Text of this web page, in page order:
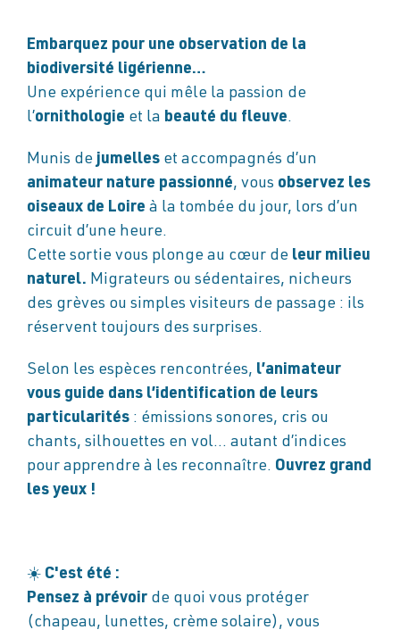
Embarquez pour une observation de la
biodiversité ligérienne…
Une expérience qui mêle la passion de
l’ornithologie et la beauté du fleuve.
Munis de jumelles et accompagnés d’un
animateur nature passionné, vous observez les
oiseaux de Loire à la tombée du jour, lors d’un
circuit d’une heure.
Cette sortie vous plonge au cœur de leur milieu
naturel. Migrateurs ou sédentaires, nicheurs
des grèves ou simples visiteurs de passage : ils
réservent toujours des surprises.
Selon les espèces rencontrées, l’animateur
vous guide dans l’identification de leurs
particularités : émissions sonores, cris ou
chants, silhouettes en vol… autant d’indices
pour apprendre à les reconnaître. Ouvrez grand
les yeux !
☀️ C'est été :
Pensez à prévoir de quoi vous protéger
(chapeau, lunettes, crème solaire), vous